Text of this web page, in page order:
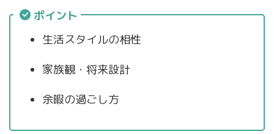
ポイント
生活スタイルの相性
家族観・将来設計
余暇の過ごし方